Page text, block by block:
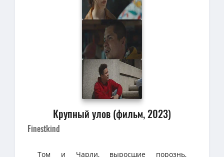
Крупный улов (фильм, 2023)
Finestkind
Том и Чарли, выросшие порознь,